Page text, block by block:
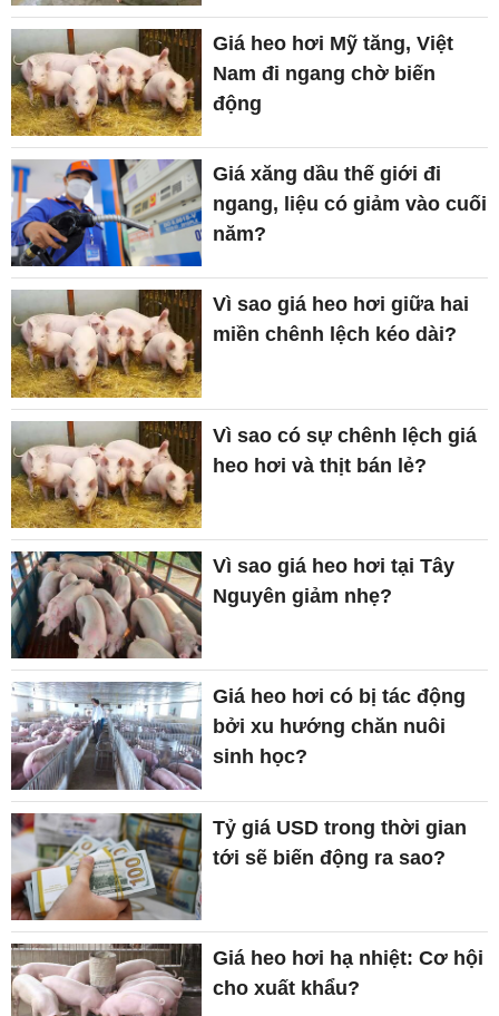
Giá heo hơi Mỹ tăng, Việt
Nam đi ngang chờ biến
động
Giá xăng dầu thế giới đi
ngang, liệu có giảm vào cuối
năm?
Vì sao giá heo hơi giữa hai
miền chênh lệch kéo dài?
Vì sao có sự chênh lệch giá
heo hơi và thịt bán lẻ?
Vì sao giá heo hơi tại Tây
Nguyên giảm nhẹ?
Giá heo hơi có bị tác động
bởi xu hướng chăn nuôi
sinh học?
Tỷ giá USD trong thời gian
tới sẽ biến động ra sao?
Giá heo hơi hạ nhiệt: Cơ hội
cho xuất khẩu?